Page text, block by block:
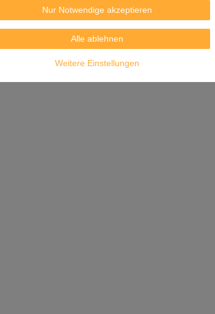
Nur Notwendige akzeptieren
Alle ablehnen
Weitere Einstellungen